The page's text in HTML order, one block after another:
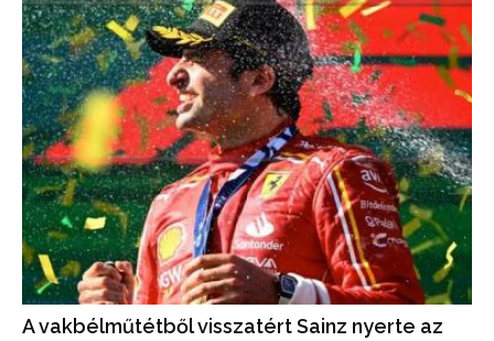
A vakbélműtétből visszatért Sainz nyerte az